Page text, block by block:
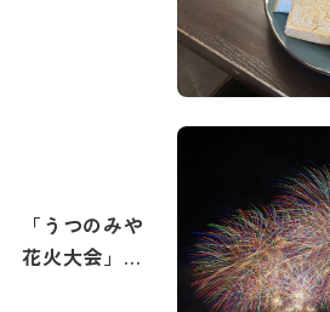
「うつのみや
花火大会」攻